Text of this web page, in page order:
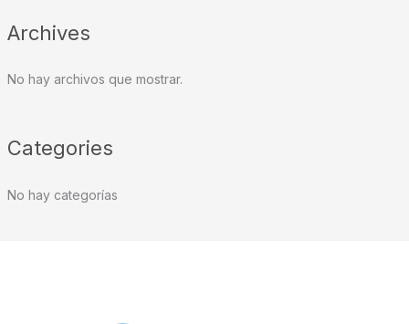
Archives
No hay archivos que mostrar.
Categories
No hay categorías